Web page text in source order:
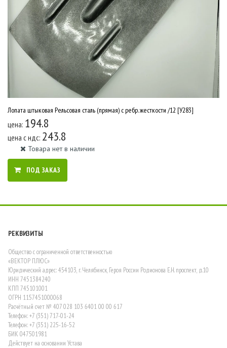
Лопата штыковая Рельсовая сталь (прямая) с ребр. жесткости /12 [У283]
цена: 194.8
цена c ндс: 243.8
Товара нет в наличии
ПОД ЗАКАЗ
РЕКВИЗИТЫ
Общество с ограниченной ответственностью
«ВЕКТОР ПЛЮС»
Юридический адрес: 454103, г. Челябинск, Героя России Родионова Е.Н. проспект, д.10
ИНН 7451384240
КПП 745101001
ОГРН 1157451000068
Расчётный счет № 407 028 103 6401 00 00 617
Телефон: +7 (351) 717-01-24
Телефон: +7 (351) 225-16-52
БИК 047501981
Действует на основании Устава